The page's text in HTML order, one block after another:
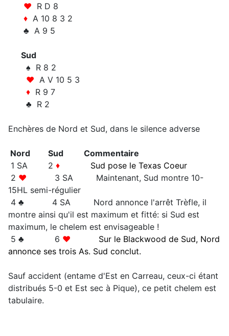
♥ R D 8
♦ A 10 8 3 2
♣ A 9 5
Sud
♠ R 8 2
♥ A V 10 5 3
♦ R 9 7
♣ R 2
Enchères de Nord et Sud, dans le silence adverse
Nord
Sud Commentaire
1 SA 2 ♦ Sud pose le Texas Coeur
2 ♥ 3 SA Maintenant, Sud montre 10-
15HL semi-régulier
4 ♣ 4 SA Nord annonce l'arrêt Trèfle, il
montre ainsi qu'il est maximum et fitté: si Sud est
maximum, le chelem est envisageable !
5 ♣ 6 ♥ Sur le Blackwood de Sud, Nord
annonce ses trois As. Sud conclut.
Sauf accident (entame d'Est en Carreau, ceux-ci étant
distribués 5-0 et Est sec à Pique), ce petit chelem est
tabulaire.